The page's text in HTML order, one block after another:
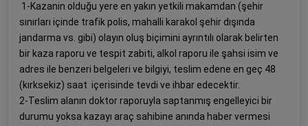
1-Kazanin olduğu yere en yakın yetkili makamdan (şehir
sınırları içinde trafik polis, mahalli karakol şehir dışında
jandarma vs. gibi) olayın oluş biçimini ayrıntılı olarak belirten
bir kaza raporu ve tespit zabiti, alkol raporu ile şahsi isim ve
adres ile benzeri belgeleri ve bilgiyi, teslim edene en geç 48
(kırksekiz) saat içerisinde tevdi ve ihbar edecektir.
2-Teslim alanın doktor raporuyla saptanmış engelleyici bir
durumu yoksa kazayı araç sahibine anında haber vermesi